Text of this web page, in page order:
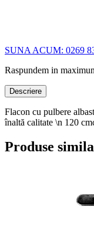
SUNA ACUM: 0269
Raspundem in
Descriere
Flacon cu pulbere
înaltă calitate \n 120
Produse